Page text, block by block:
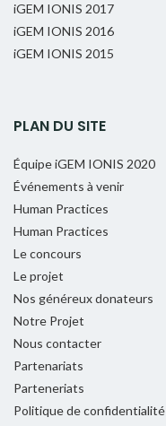
iGEM IONIS 2017
iGEM IONIS 2016
iGEM IONIS 2015
PLAN DU SITE
Équipe iGEM IONIS 2020
Événements à venir
Human Practices
Human Practices
Le concours
Le projet
Nos généreux donateurs
Notre Projet
Nous contacter
Partenariats
Parteneriats
Politique de confidentialité